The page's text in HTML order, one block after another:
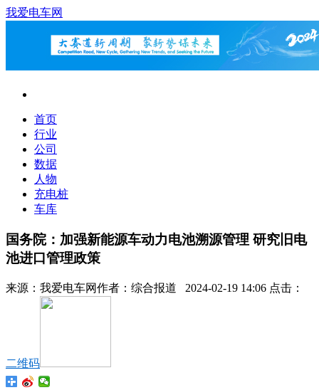
我爱电车网
首页
行业
公司
数据
人物
充电桩
车库
国务院：加强新能源车动力电池溯源管理 研究旧电
池进口管理政策
来源： 我爱电车网作者： 综合报道 2024-02-19 14:06 点击：
二维码